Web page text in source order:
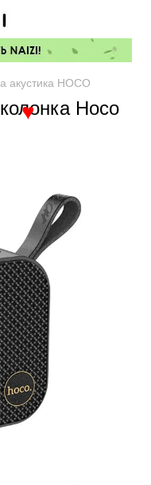
акустика HOCO
Hoco
♥